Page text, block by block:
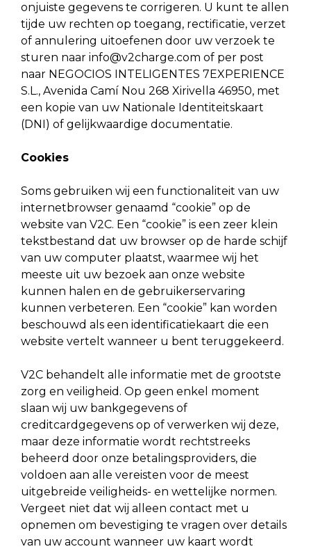
onjuiste gegevens te corrigeren. U kunt te allen
tijde uw rechten op toegang, rectificatie, verzet
of annulering uitoefenen door uw verzoek te
sturen naar info@v2charge.com of per post
naar NEGOCIOS INTELIGENTES 7EXPERIENCE
S.L., Avenida Camí Nou 268 Xirivella 46950, met
een kopie van uw Nationale Identiteitskaart
(DNI) of gelijkwaardige documentatie.
Cookies
Soms gebruiken wij een functionaliteit van uw
internetbrowser genaamd “cookie” op de
website van V2C. Een “cookie” is een zeer klein
tekstbestand dat uw browser op de harde schijf
van uw computer plaatst, waarmee wij het
meeste uit uw bezoek aan onze website
kunnen halen en de gebruikerservaring
kunnen verbeteren. Een “cookie” kan worden
beschouwd als een identificatiekaart die een
website vertelt wanneer u bent teruggekeerd.
V2C behandelt alle informatie met de grootste
zorg en veiligheid. Op geen enkel moment
slaan wij uw bankgegevens of
creditcardgegevens op of verwerken wij deze,
maar deze informatie wordt rechtstreeks
beheerd door onze betalingsproviders, die
voldoen aan alle vereisten voor de meest
uitgebreide veiligheids- en wettelijke normen.
Vergeet niet dat wij alleen contact met u
opnemen om bevestiging te vragen over details
van uw account wanneer uw kaart wordt